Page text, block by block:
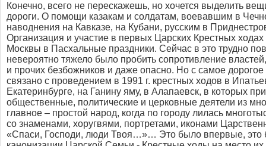
Конечно, всего не перескажешь, но хочется выделить
дороги. О помощи казакам и солдатам, воевавшим в
наводнения на Кавказе, на Кубани, русским в
Организация и участие в первых Царских Крестных
Москвы в Пасхальные праздники. Сейчас в это трудно
невероятно тяжело было пробить сопротивление
и прочих безбожников и даже опасно. Но с самое
связано с проведением в 1991 г. крестных ходов в
Екатеринбурге, на Ганину яму, в Алапаевск, в которых
общественные, политические и церковные деятели из
главное – простой народ, когда по городу лилась
со знаменами, хоругвями, портретами, иконами
«Спаси, Господи, люди Твоя…»… Это было впервые, это